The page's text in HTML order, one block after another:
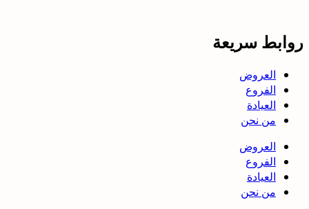
روابط سريعة
العروض
الفروع
العيادة
من نحن
العروض
الفروع
العيادة
من نحن